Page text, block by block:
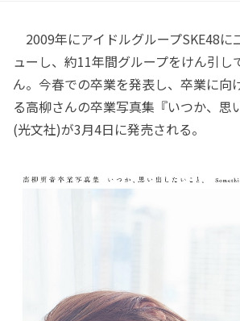
2009年にアイドルグループSKE48に
ューし、約11年間グループをけん引し
ん。今春での卒業を発表し、卒業に向
る高柳さんの卒業写真集『いつか、思
(光文社)が3月4日に発売される。